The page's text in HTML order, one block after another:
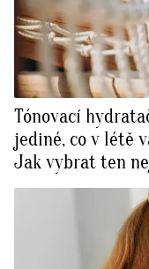
Tónovací
jediné, co v létě
Jak vybrat ten